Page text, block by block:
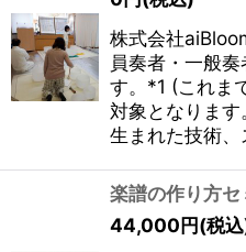
株式会社
員奏者・一般
す。*1 (これま
対象となります
生まれた技術
楽譜の作り方セ
44,000円(税